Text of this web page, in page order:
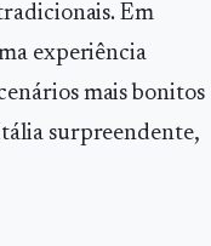
Em
experiência
mais bonitos
surpreendente,